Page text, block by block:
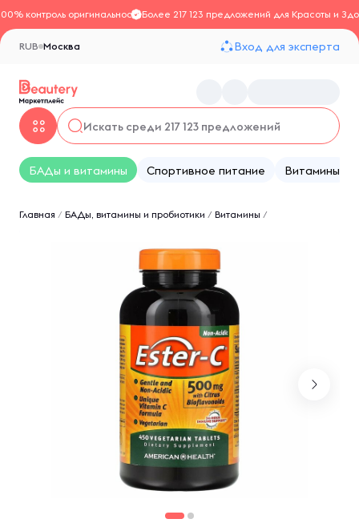
контроль оригинальностиБолее 217 123 предложений для Красоты и
Москва
RUB Вход для эксперта
БАДы и витамины Спортивное питание Витамины
Главная / БАДы, витамины и пробиотики / Витамины /